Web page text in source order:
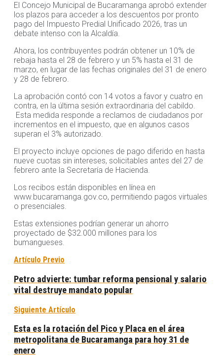
El Concejo Municipal de Bucaramanga aprobó extender
los plazos para acceder a los descuentos por pronto
pago del Impuesto Predial Unificado 2026, tras un
debate intenso con la Alcaldía.
Ahora, los contribuyentes podrán obtener un 10% de
rebaja hasta el 28 de febrero y un 5% hasta el 31 de
marzo, en lugar de las fechas originales del 31 de enero
y 28 de febrero.
La aprobación contó con 14 votos a favor y cuatro en
contra, en la última sesión extraordinaria del cabildo.
Esta medida responde a reclamos de ciudadanos por
incrementos en el impuesto, que en algunos casos
superan el 3% autorizado.
El proyecto incluye opciones de pago diferido en hasta
nueve cuotas sin intereses, solicitables antes del 27 de
febrero ante la Secretaría de Hacienda.
Los recibos están disponibles en línea en
www.bucaramanga.gov.co, permitiendo pagos virtuales
o presenciales.
Estas extensiones podrían generar un ahorro
proyectado de $32.000 millones para los
bumangueses.
Artículo Previo
Petro advierte: tumbar reforma pensional y salario
vital destruye mandato popular
Siguiente Artículo
Esta es la rotación del Pico y Placa en el área
metropolitana de Bucaramanga para hoy 31 de
enero